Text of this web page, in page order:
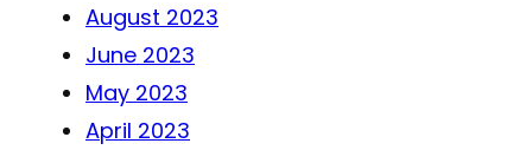
August 2023
June 2023
May 2023
April 2023